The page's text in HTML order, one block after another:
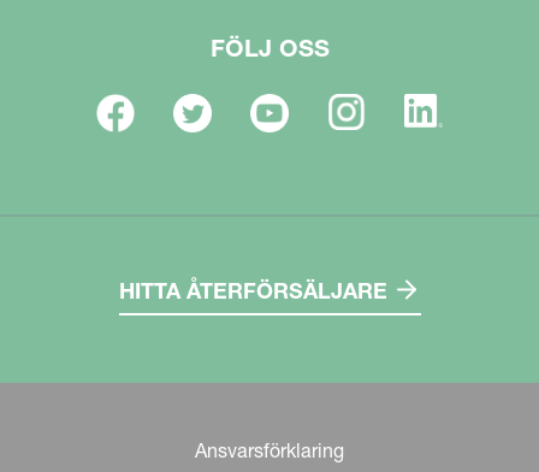
FÖLJ OSS
HITTA ÅTERFÖRSÄLJARE
Ansvarsförklaring